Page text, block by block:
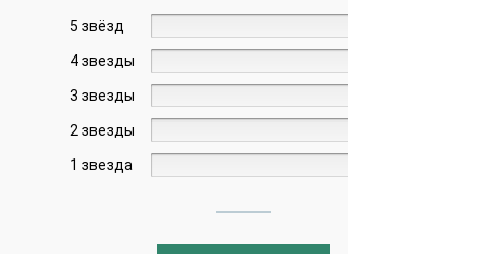
5 звёзд
4 звезды
3 звезды
2 звезды
1 звезда